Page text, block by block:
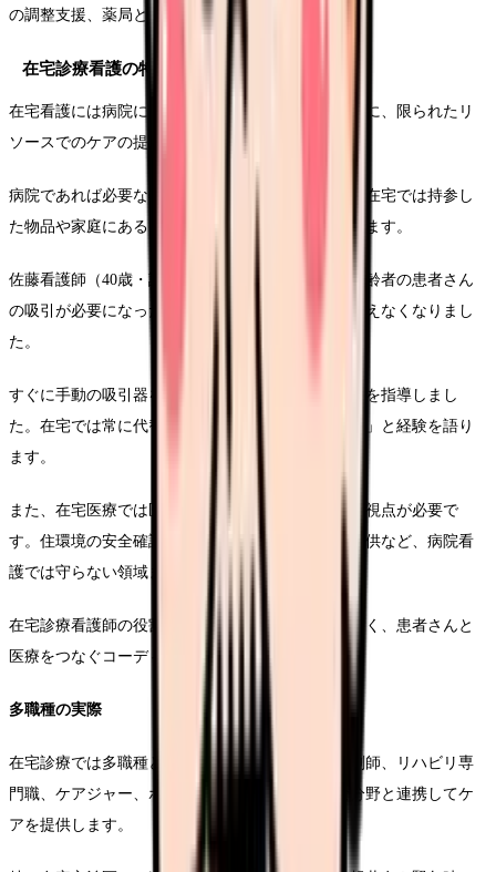
の調整支援、薬局との連携などを行います。
在宅診療看護の特殊性
在宅看護には病院には無い特殊性があります。第一に、限られたリ
ソースでのケアの提供です。
病院であれば必要な物品がすぐに調達できますが、在宅では持参し
た物品や家庭にあるもので工夫することが求められます。
佐藤看護師（40歳・訪問看護歴10年）は「一度、高齢者の患者さん
の吸引が必要になった際、ついでに電動吸引器が使えなくなりまし
た。
すぐに手動の吸引器を組み立て、ご家族にも使い方を指導しまし
た。在宅では常に代替手段を考えることが大切です」と経験を語り
ます。
また、在宅医療では医療だけでなく生活全般を見る視点が必要で
す。住環境の安全確認や、地域の社会資源の情報提供など、病院看
護では守らない領域まで支援します。
在宅診療看護師の役割は単なる医療の提供者ではなく、患者さんと
医療をつなぐコーディネーターでもあるのです。
多職種の実際
在宅診療では多職種と連携が迅速です。医師、薬剤師、リハビリ専
門職、ケアジャー、ホームヘルパーなど、様々な分野と連携してケ
アを提供します。